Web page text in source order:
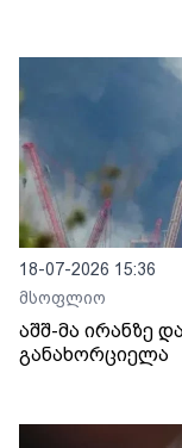
18-07-2026 15:36
მსოფლიო
აშშ-მა ირანზე
განახორციელა